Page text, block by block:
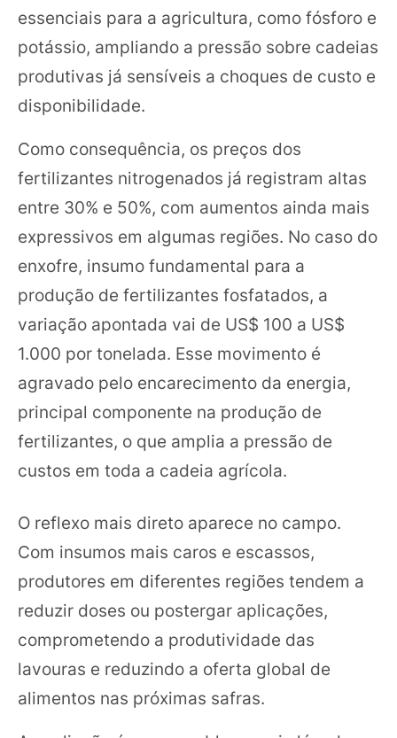
essenciais para a agricultura, como fósforo e
potássio, ampliando a pressão sobre cadeias
produtivas já sensíveis a choques de custo e
disponibilidade.
Como consequência, os preços dos
fertilizantes nitrogenados já registram altas
entre 30% e 50%, com aumentos ainda mais
expressivos em algumas regiões. No caso do
enxofre, insumo fundamental para a
produção de fertilizantes fosfatados, a
variação apontada vai de US$ 100 a US$
1.000 por tonelada. Esse movimento é
agravado pelo encarecimento da energia,
principal componente na produção de
fertilizantes, o que amplia a pressão de
custos em toda a cadeia agrícola.
O reflexo mais direto aparece no campo.
Com insumos mais caros e escassos,
produtores em diferentes regiões tendem a
reduzir doses ou postergar aplicações,
comprometendo a produtividade das
lavouras e reduzindo a oferta global de
alimentos nas próximas safras.